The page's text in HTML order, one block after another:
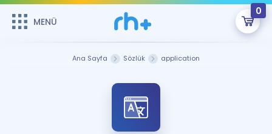
MENÜ
0
Sepetin Şu An Boş.
Remzi Hoca ile seni sınava hazırlayacak onlarca eğitim seni
bekliyor!
MENÜ
Ana Sayfa Sözlük application